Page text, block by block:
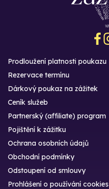
Prodloužení platnosti poukazu
Rezervace termínu
Dárkový poukaz na zážitek
Ceník služeb
Partnerský (affiliate) program
Pojištění k zážitku
Ochrana osobních údajů
Obchodní podmínky
Odstoupení od smlouvy
Prohlášení o používání cookies